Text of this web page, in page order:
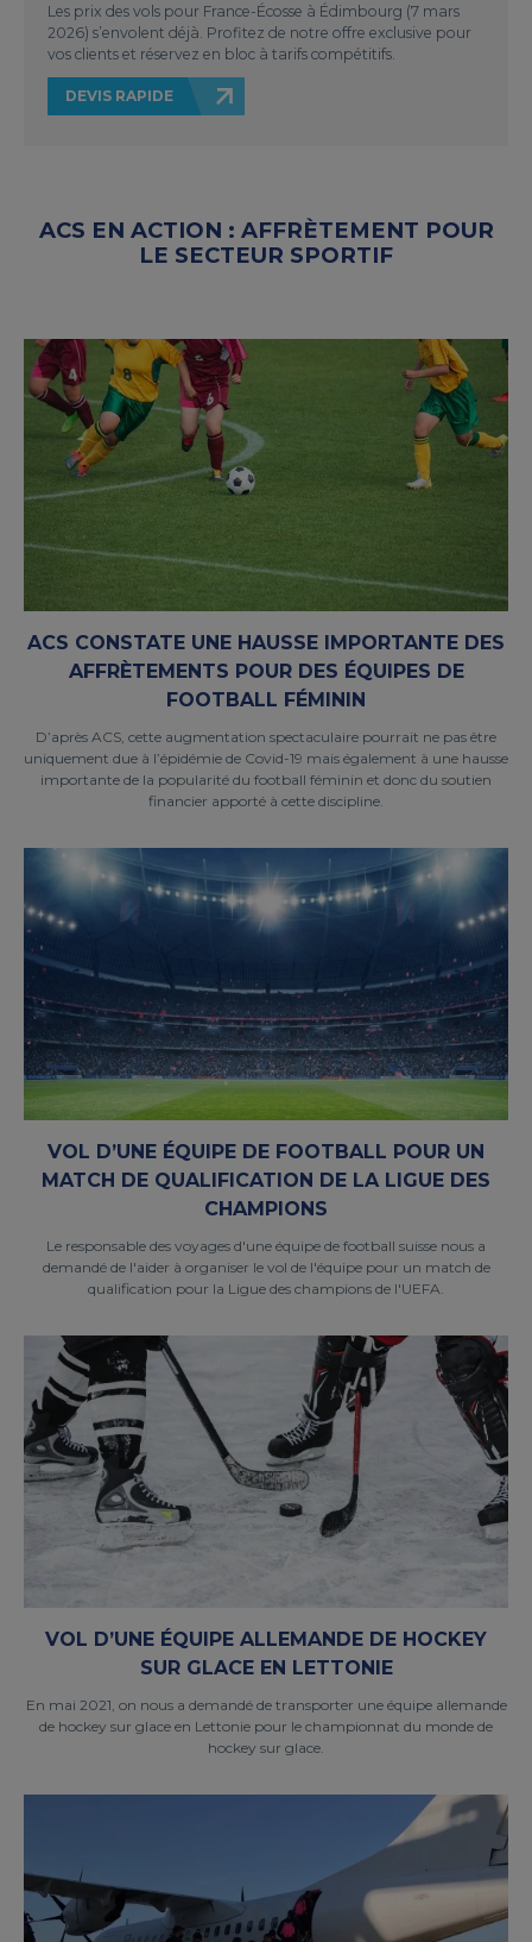
Les prix des vols pour France-Écosse à Édimbourg (7 mars
2026) s’envolent déjà. Profitez de notre offre exclusive pour
vos clients et réservez en bloc à tarifs compétitifs.
DEVIS RAPIDE
ACS EN ACTION : AFFRÈTEMENT POUR
LE SECTEUR SPORTIF
ACS CONSTATE UNE HAUSSE IMPORTANTE DES
AFFRÈTEMENTS POUR DES ÉQUIPES DE
FOOTBALL FÉMININ
D’après ACS, cette augmentation spectaculaire pourrait ne pas être
uniquement due à l’épidémie de Covid-19 mais également à une hausse
importante de la popularité du football féminin et donc du soutien
financier apporté à cette discipline.
VOL D’UNE ÉQUIPE DE FOOTBALL POUR UN
MATCH DE QUALIFICATION DE LA LIGUE DES
CHAMPIONS
Le responsable des voyages d'une équipe de football suisse nous a
demandé de l'aider à organiser le vol de l'équipe pour un match de
qualification pour la Ligue des champions de l'UEFA.
VOL D’UNE ÉQUIPE ALLEMANDE DE HOCKEY
SUR GLACE EN LETTONIE
En mai 2021, on nous a demandé de transporter une équipe allemande
de hockey sur glace en Lettonie pour le championnat du monde de
hockey sur glace.